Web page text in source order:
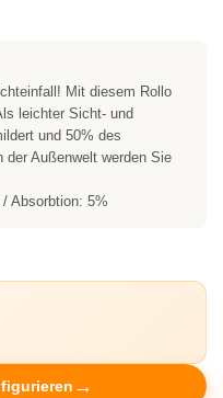
Mit diesem Rollo
leichter Sicht- und
und 50% des
Außenwelt werden Sie
Absorbtion: 5%